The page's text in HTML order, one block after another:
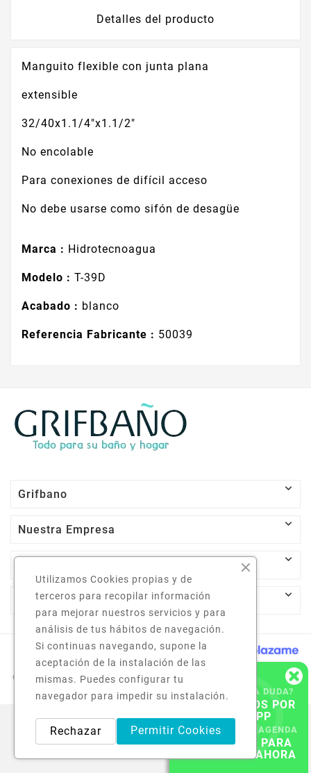
Detalles del producto
Manguito flexible con junta plana
extensible
32/40x1.1/4"x1.1/2"
No encolable
Para conexiones de difícil acceso
No debe usarse como sifón de desagüe
Marca : Hidrotecnoagua
Modelo : T-39D
Acabado : blanco
Referencia Fabricante : 50039
Grifbano 
Nuestra Empresa 

Información De La Tienda 
¿TIENE ALGUNA DUDA?
CONTACTENOS POR
WHATSAPP
SIN ALTA EN TU AGENDA
PULSA AQUÍ PARA
CONTACTAR AHORA
© 2024 - Grifbano.com - Todos Los Derechos Reservados.
Utilizamos Cookies propias y de
terceros para recopilar información
para mejorar nuestros servicios y para
análisis de tus hábitos de navegación.
Si continuas navegando, supone la
aceptación de la instalación de las
mismas. Puedes configurar tu
navegador para impedir su instalación.
Permitir Cookies
Rechazar